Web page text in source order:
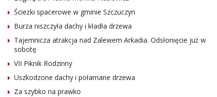
Ścieżki spacerowe w gminie Szczuczyn
Burza niszczyła dachy i kładła drzewa
Tajemnicza atrakcja nad Zalewem Arkadia. Odsłonięcie już w
sobotę
VII Piknik Rodzinny
Uszkodzone dachy i połamane drzewa
Za szybko na prawko